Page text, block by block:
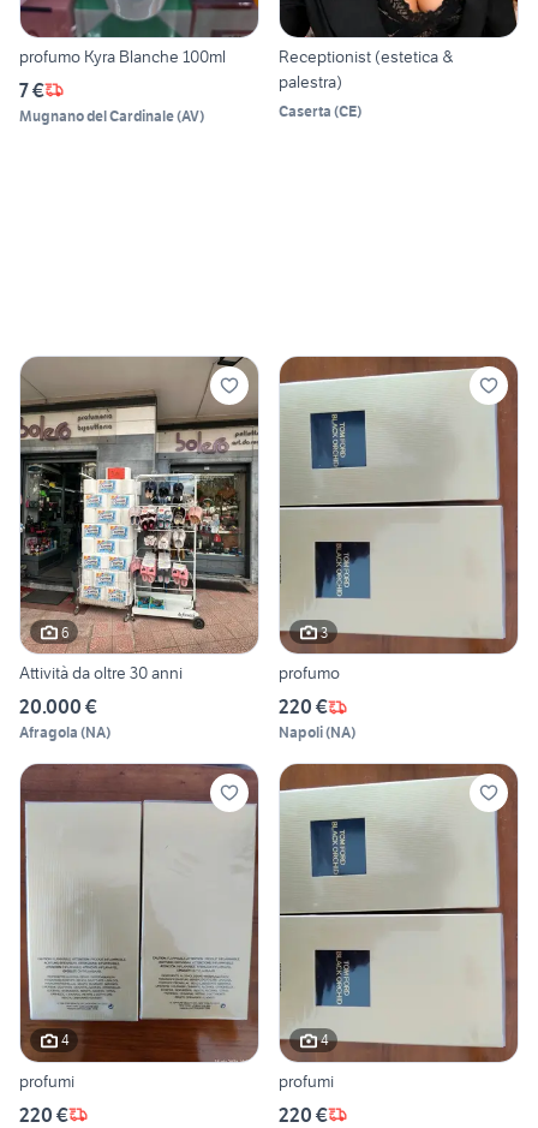
profumo Kyra Blanche 100ml
7 €
Mugnano del Cardinale(AV)
Receptionist (estetica &
palestra)
Caserta (CE)
6
Attività da oltre 30 anni
20.000 €
Afragola (NA)
3
profumo
220 €
Napoli(NA)
4
profumi
220 €
4
profumi
220 €